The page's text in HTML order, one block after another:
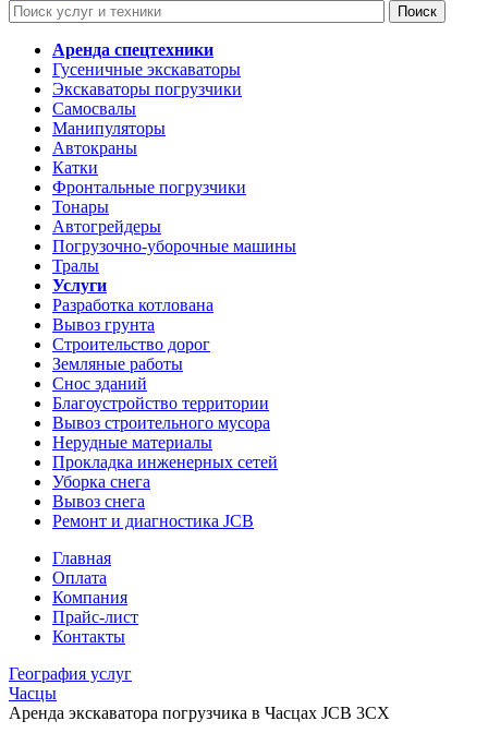
Аренда спецтехники
Гусеничные экскаваторы
Экскаваторы погрузчики
Самосвалы
Манипуляторы
Автокраны
Катки
Фронтальные погрузчики
Тонары
Автогрейдеры
Погрузочно-уборочные машины
Тралы
Услуги
Разработка котлована
Вывоз грунта
Строительство дорог
Земляные работы
Снос зданий
Благоустройство территории
Вывоз строительного мусора
Нерудные материалы
Прокладка инженерных сетей
Уборка снега
Вывоз снега
Ремонт и диагностика JCB
Главная
Оплата
Компания
Прайс-лист
Контакты
География услуг
Часцы
Аренда экскаватора погрузчика в Часцах JCB 3CX